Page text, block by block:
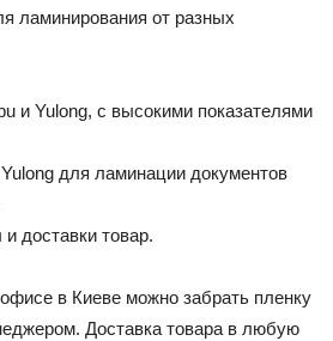
ламинирования от разных
и Yulong, с высокими показателями
для ламинации документов
доставки товар.
в Киеве можно забрать пленку
Доставка товара в любую